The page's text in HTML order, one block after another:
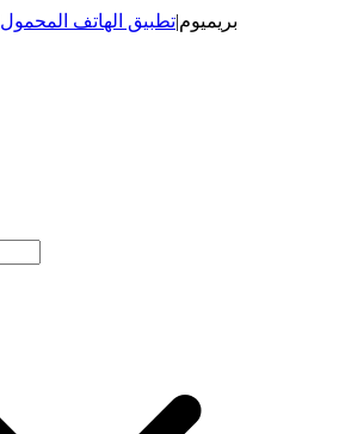
بريميوم|تطبيق الهاتف المحمول